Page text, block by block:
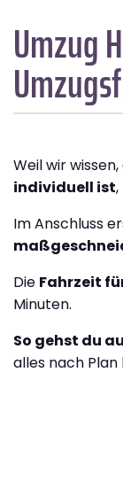
Umzug
Weil wir wissen,
individuell ist
Im Anschluss
Die Fahrzeit
Minuten.
So gehst du
alles nach